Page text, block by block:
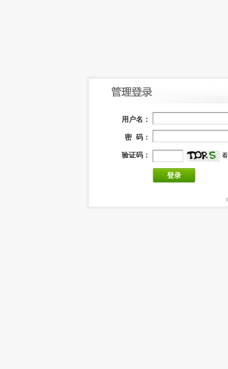
用户名：
密 码：
验证码：
登录